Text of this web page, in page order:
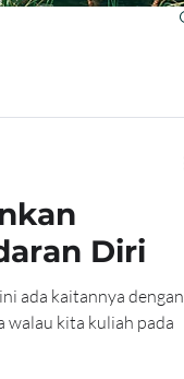
Diri
ada kaitannya dengan
walau kita kuliah pada